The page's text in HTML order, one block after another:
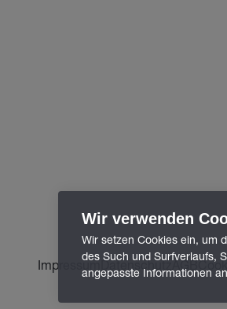
Impressum Datenschutz AGB
Wir verwenden
Wir setzen Cookies ein, um
des Such und Surfverlaufs,
angepasste Informationen